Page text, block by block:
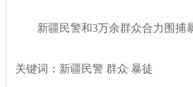
新疆民警和3万余群众合力围捕
关键词：新疆民警 群众 暴徒